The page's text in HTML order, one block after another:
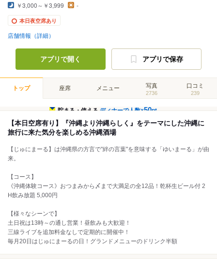
￥3,000～￥3,999 -
本日夜空席あり
店舗情報（詳細）
アプリで開く アプリで保存
トップ 座席 メニュー 写真
2736
口コミ
239
貯まる・使えるディナーで人数×50pt
【本日空席有り】『沖縄より沖縄らしく』をテーマにした沖縄に
旅行に来た気分を楽しめる沖縄酒場
【じゅにまーる】は沖縄県の方言で"絆の言葉"を意味する「ゆいまーる」が由
来。
【コース】
《沖縄体験コース》おつまみから〆まで大満足の全12品！乾杯生ビール付 2
H飲み放題 5,000円
【様々なシーンで】
土日祝は13時～の通し営業！昼飲みも大歓迎！
三線ライブを追加料金なしで定期的に開催中！
毎月20日はじゅにまーるの日！グランドメニューのドリンク半額